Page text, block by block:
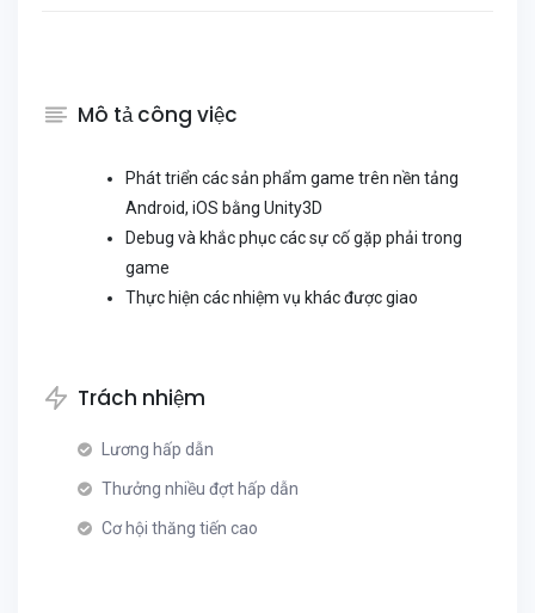
Mô tả công việc
Phát triển các sản phẩm game trên nền tảng
Android, iOS bằng Unity3D
Debug và khắc phục các sự cố gặp phải trong
game
Thực hiện các nhiệm vụ khác được giao
Trách nhiệm
Lương hấp dẫn
Thưởng nhiều đợt hấp dẫn
Cơ hội thăng tiến cao